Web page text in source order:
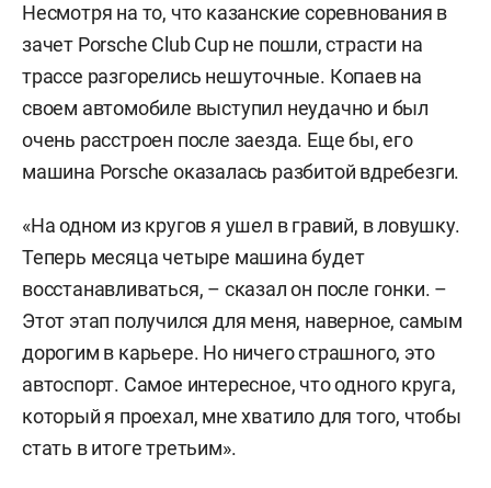
Несмотря на то, что казанские соревнования в
зачет Porsche Club Cup не пошли, страсти на
трассе разгорелись нешуточные. Копаев на
своем автомобиле выступил неудачно и был
очень расстроен после заезда. Еще бы, его
машина Porsche оказалась разбитой вдребезги.
«На одном из кругов я ушел в гравий, в ловушку.
Теперь месяца четыре машина будет
восстанавливаться, – сказал он после гонки. –
Этот этап получился для меня, наверное, самым
дорогим в карьере. Но ничего страшного, это
автоспорт. Самое интересное, что одного круга,
который я проехал, мне хватило для того, чтобы
стать в итоге третьим».